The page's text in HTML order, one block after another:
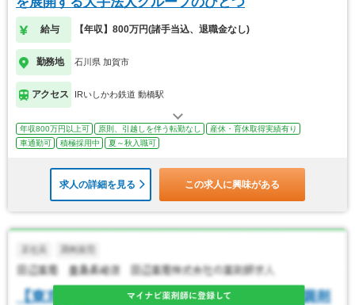
給与 【年収】800万円(諸手当込、退職金なし)
勤務地 石川県 加賀市
アクセス IRいしかわ鉄道 動橋駅
年収800万円以上可 原則、引越しを伴う転勤なし
産休・育休取得実績有り
車通勤可
積極採用中 夏～秋入職可
求人の詳細を見る この求人に興味がある